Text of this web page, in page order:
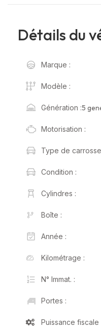
Détails du
Marque :
Modèle :
Génération :5
Motorisation :
Type de
Condition :
Cylindres :
Boîte :
Année :
Kilométrage :
N° Immat. :
Portes :
Puissance fiscale